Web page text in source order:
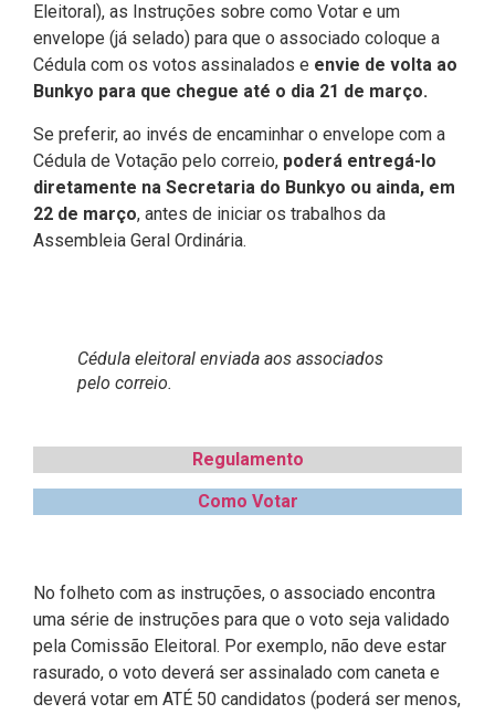
Eleitoral), as Instruções sobre como Votar e um
envelope (já selado) para que o associado coloque a
Cédula com os votos assinalados e envie de volta ao
Bunkyo para que chegue até o dia 21 de março.
Se preferir, ao invés de encaminhar o envelope com a
Cédula de Votação pelo correio, poderá entregá-lo
diretamente na Secretaria do Bunkyo ou ainda, em
22 de março, antes de iniciar os trabalhos da
Assembleia Geral Ordinária.
Cédula eleitoral enviada aos associados
pelo correio.
Regulamento
Como Votar
No folheto com as instruções, o associado encontra
uma série de instruções para que o voto seja validado
pela Comissão Eleitoral. Por exemplo, não deve estar
rasurado, o voto deverá ser assinalado com caneta e
deverá votar em ATÉ 50 candidatos (poderá ser menos,